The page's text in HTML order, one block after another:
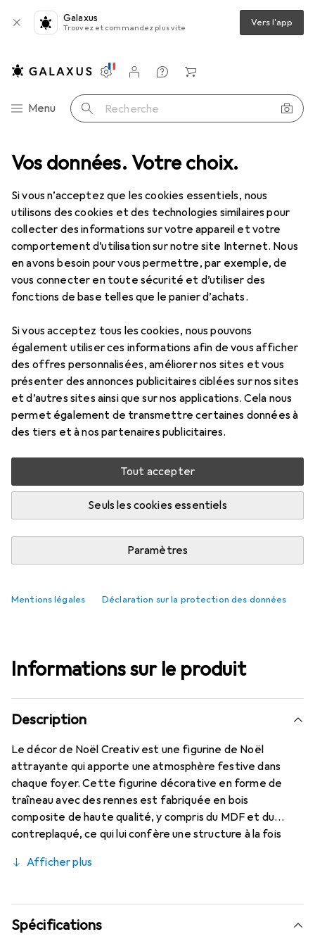
Vos données. Votre choix.
Si vous n’acceptez que les cookies essentiels, nous
utilisons des cookies et des technologies similaires pour
collecter des informations sur votre appareil et votre
comportement d’utilisation sur notre site Internet. Nous
en avons besoin pour vous permettre, par exemple, de
vous connecter en toute sécurité et d’utiliser des
fonctions de base telles que le panier d’achats.
Si vous acceptez tous les cookies, nous pouvons
également utiliser ces informations afin de vous afficher
des offres personnalisées, améliorer nos sites et vous
présenter des annonces publicitaires ciblées sur nos sites
et d’autres sites ainsi que sur nos applications. Cela nous
permet également de transmettre certaines données à
des tiers et à nos partenaires publicitaires.
Tout accepter
Seuls les cookies essentiels
Paramètres
Mentions légales Déclaration sur la protection des données
Galaxus
Trouvez et commandez plus vite Vers l'app
Navigation par catégorie
Menu Recherche
Paramètres
Compte client
Listes de comparaison
Listes d'envies
Panier
de Noël Creativ Company Creativ Décorations de Noël
2 images
Creativ Company Creativ Décorations
de Noël
Prix en EUR TVA incl.
EUR
15,21
Évaluations
Livré entre ven, 21/8 et mer, 26/8
Plus de 10 pièces en stock chez le fournisseur
M'informer si le produit est disponible plus tôt
Ajouter au panier
Informations sur le produit
Description
Le décor de Noël Creativ est une figurine de Noël
attrayante qui apporte une atmosphère festive dans
chaque foyer. Cette figurine décorative en forme de
traîneau avec des rennes est fabriquée en bois
composite de haute qualité, y compris du MDF et du
contreplaqué, ce qui lui confère une structure à la fois
longueur de 21,5 cm et une largeur de 17 cm, elle est
comme partie d'une décoration de Noël plus grande. La
palette de couleurs en blanc et marron permet une
intégration harmonieuse dans différents styles
Afficher plus
Spécifications